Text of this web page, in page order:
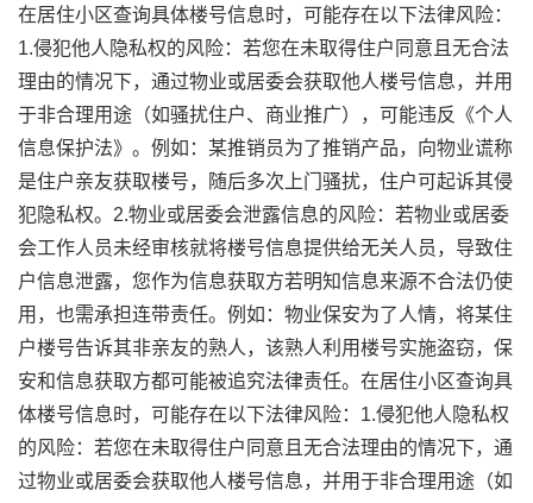
在居住小区查询具体楼号信息时，可能存在以下法律风险：
1.侵犯他人隐私权的风险：若您在未取得住户同意且无合法
理由的情况下，通过物业或居委会获取他人楼号信息，并用
于非合理用途（如骚扰住户、商业推广），可能违反《个人
信息保护法》。例如：某推销员为了推销产品，向物业谎称
是住户亲友获取楼号，随后多次上门骚扰，住户可起诉其侵
犯隐私权。2.物业或居委会泄露信息的风险：若物业或居委
会工作人员未经审核就将楼号信息提供给无关人员，导致住
户信息泄露，您作为信息获取方若明知信息来源不合法仍使
用，也需承担连带责任。例如：物业保安为了人情，将某住
户楼号告诉其非亲友的熟人，该熟人利用楼号实施盗窃，保
安和信息获取方都可能被追究法律责任。在居住小区查询具
体楼号信息时，可能存在以下法律风险：1.侵犯他人隐私权
的风险：若您在未取得住户同意且无合法理由的情况下，通
过物业或居委会获取他人楼号信息，并用于非合理用途（如